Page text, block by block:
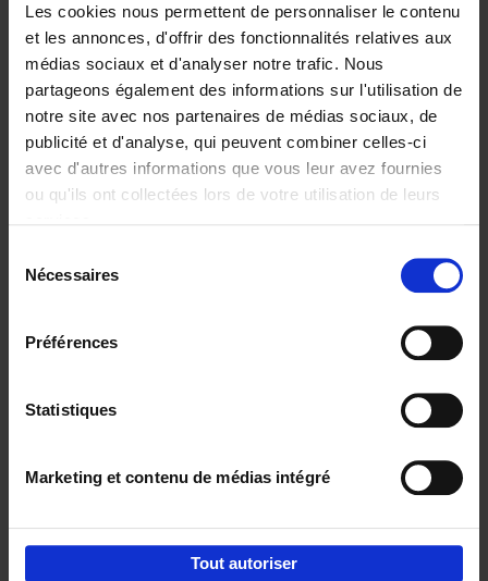
Les cookies nous permettent de personnaliser le contenu
et les annonces, d'offrir des fonctionnalités relatives aux
médias sociaux et d'analyser notre trafic. Nous
partageons également des informations sur l'utilisation de
notre site avec nos partenaires de médias sociaux, de
publicité et d'analyse, qui peuvent combiner celles-ci
avec d'autres informations que vous leur avez fournies
ou qu'ils ont collectées lors de votre utilisation de leurs
Nécessaires
Préférences
Statistiques
Marketing et contenu de médias intégré
Tout autoriser
The Offer You Can't
Refuse
Steven Van Belleghem
Couverture souple
2020 256
€37,50
Building Bonds = Building